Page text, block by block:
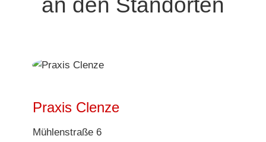
an den Standorten
Praxis Clenze
Mühlenstraße 6